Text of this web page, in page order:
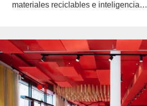
materiales reciclables e inteligencia…